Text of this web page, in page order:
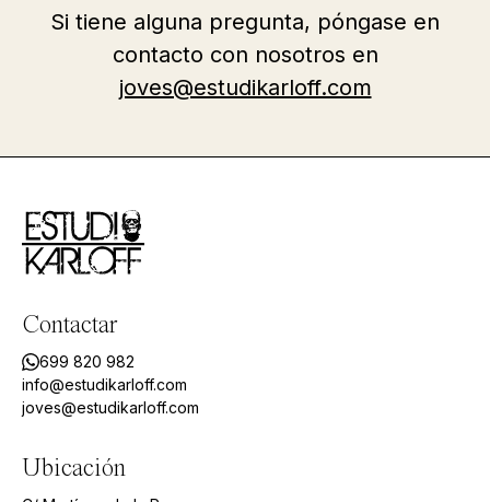
Si tiene alguna pregunta, póngase en
contacto con nosotros en
joves@estudikarloff.com
Contactar
699 820 982
info@estudikarloff.com
joves@estudikarloff.com
Ubicación